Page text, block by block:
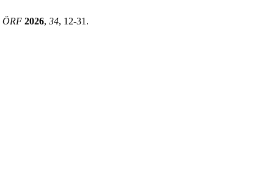
ÖRF 2026, 34, 12-31.